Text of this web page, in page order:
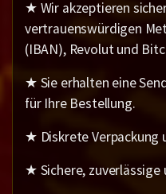
★ Wir akzeptieren
vertrauenswürdigen
(IBAN), Revolut und
★ Sie erhalten eine
für Ihre Bestellung.
★ Diskrete
★ Sichere,